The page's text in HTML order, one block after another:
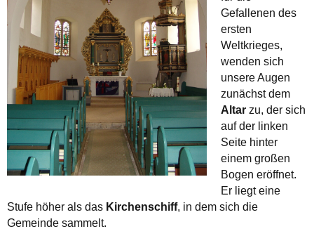
Gefallenen des
ersten
Weltkrieges,
wenden sich
unsere Augen
zunächst dem
Altar zu, der sich
auf der linken
Seite hinter
einem großen
Bogen eröffnet.
Er liegt eine
Stufe höher als das Kirchenschiff, in dem sich die
Gemeinde sammelt.